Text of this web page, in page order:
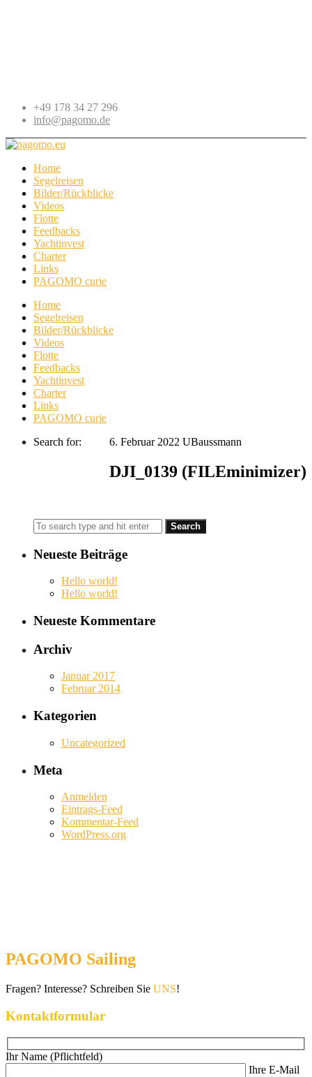
+49 178 34 27 296
info@pagomo.de
Home
Segelreisen
Bilder/Rückblicke
Videos
Flotte
Feedbacks
Yachtinvest
Charter
Links
PAGOMO curie
Home
Segelreisen
Bilder/Rückblicke
Videos
Flotte
Feedbacks
Yachtinvest
Charter
Links
PAGOMO curie
6. Februar 2022 UBaussmann
DJI_0139 (FILEminimizer)
Search for:
Neueste Beiträge
Hello world!
Hello world!
Neueste Kommentare
Archiv
Januar 2017
Februar 2014
Kategorien
Uncategorized
Meta
Anmelden
Eintrags-Feed
Kommentar-Feed
WordPress.org
PAGOMO Sailing
Fragen? Interesse? Schreiben Sie UNS!
Kontaktformular
Ihr Name (Pflichtfeld)
Ihre E-Mail